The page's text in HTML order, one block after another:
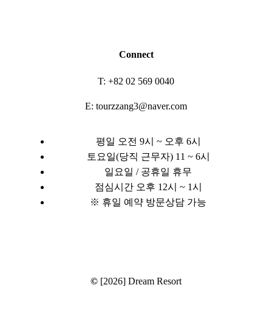
Connect
T: +82 02 569 0040
E: tourzzang3@naver.com
평일 오전 9시 ~ 오후 6시
토요일(당직 근무자) 11 ~ 6시
일요일 / 공휴일 휴무
점심시간 오후 12시 ~ 1시
※ 휴일 예약 방문상담 가능
© [2026] Dream Resort